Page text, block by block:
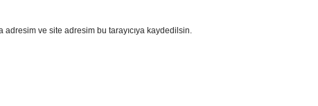
adresim ve site adresim bu tarayıcıya kaydedilsin.